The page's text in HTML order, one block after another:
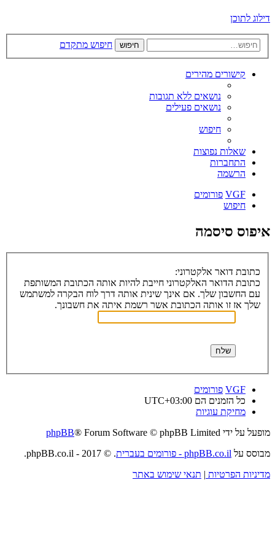
דילוג לתוכן
חיפוש חיפוש מתקדם
קישורים מהירים
נושאים ללא תגובות
נושאים פעילים
חיפוש
שאלות נפוצות
התחברות
הרשמה
VGF פורומים
חיפוש
איפוס סיסמה
כתובת דואר אלקטרוני:
כתובת הדואר האלקטרוני חייבת להיות אותה הכתובת המשותפת
עם החשבון שלך. אם אינך שינית אותה דרך לוח הבקרה למשתמש
שלך אז זו אותה הכתובת אשר רשמת איתה את חשבונך.
VGF פורומים
כל הזמנים הם UTC+03:00
מחיקת עוגיות
מופעל על ידי
phpBB® Forum Software © phpBB Limited
מבוסס על phpBB.co.il - פורומים בעברית
. © 2017 - phpBB.co.il.
מדיניות הפרטיות | תנאי שימוש באתר